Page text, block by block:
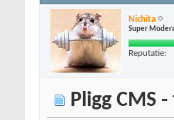
Nichita
Super
Reputatie:
Pligg CMS